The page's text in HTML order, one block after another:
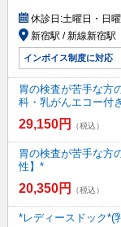
休診日:土曜日・日
新宿駅 / 新線新宿駅
インボイス制度に対応
胃の検査が苦手な方
科・乳がんエコー付
29,150円 （税込）
胃の検査が苦手な方
性】*
20,350円 （税込）
*レディースドック*(